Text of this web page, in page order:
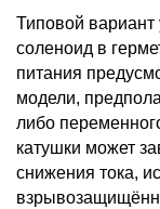
Типовой вариант
соленоид в
питания
модели,
либо
катушки может
снижения тока,